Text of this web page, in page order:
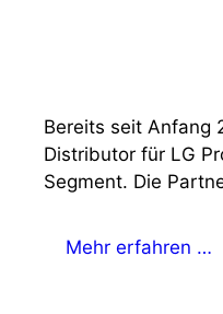
Bereits seit Anfang
Distributor für LG
Segment. Die
Mehr erfahren …